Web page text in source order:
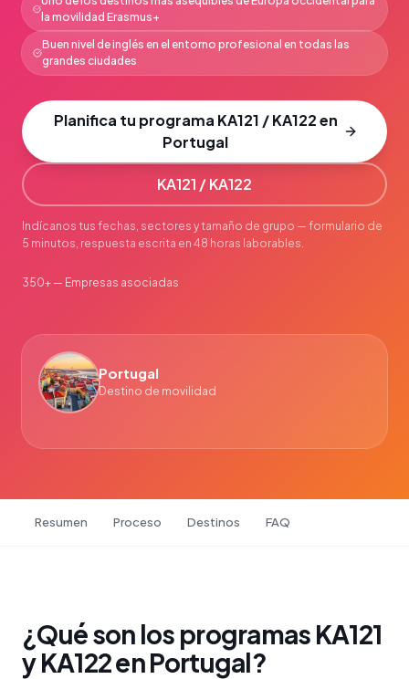
la movilidad Erasmus+
Buen nivel de inglés en el entorno profesional en todas las
grandes ciudades
Planifica tu programa KA121 / KA122 en
Portugal
KA121 / KA122
Indícanos tus fechas, sectores y tamaño de grupo — formulario de
5 minutos, respuesta escrita en 48 horas laborables.
350+ — Empresas asociadas
Portugal
Destino de movilidad
Resumen Proceso Destinos FAQ
¿Qué son los programas KA121
y KA122 en Portugal?